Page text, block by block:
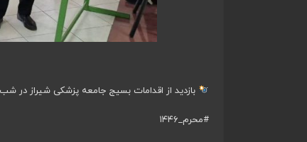
بازدید از اقدامات بسیج جامعه پزشکی شیراز در
#محرم_۱۴۴۶